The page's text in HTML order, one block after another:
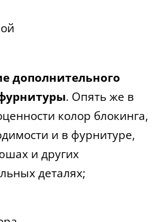
дополнительного
. Опять же в
колор блокинга,
и в фурнитуре,
и других
деталях;